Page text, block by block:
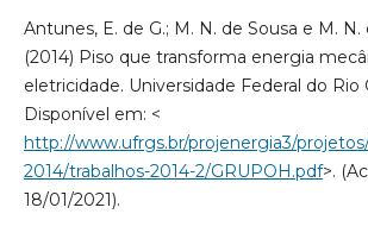
Antunes, E. de G.; M. N. de Sousa e M. N.
(2014) Piso que transforma energia
eletricidade. Universidade Federal do Rio
Disponível em: <
http://www.ufrgs.br/projenergia3/
2014/trabalhos-2014-2/GRUPOH.pdf>.
18/01/2021).